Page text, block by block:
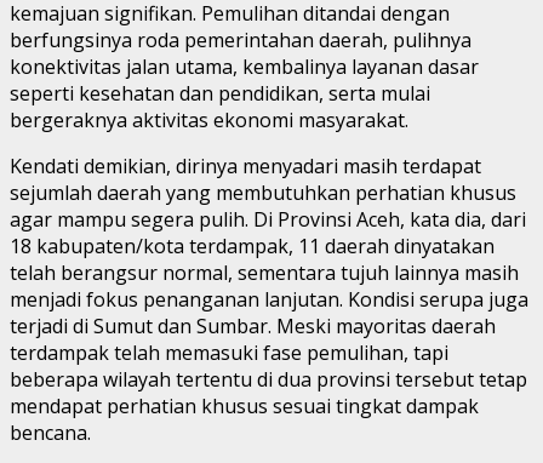
kemajuan signifikan. Pemulihan ditandai dengan
berfungsinya roda pemerintahan daerah, pulihnya
konektivitas jalan utama, kembalinya layanan dasar
seperti kesehatan dan pendidikan, serta mulai
bergeraknya aktivitas ekonomi masyarakat.
Kendati demikian, dirinya menyadari masih terdapat
sejumlah daerah yang membutuhkan perhatian khusus
agar mampu segera pulih. Di Provinsi Aceh, kata dia, dari
18 kabupaten/kota terdampak, 11 daerah dinyatakan
telah berangsur normal, sementara tujuh lainnya masih
menjadi fokus penanganan lanjutan. Kondisi serupa juga
terjadi di Sumut dan Sumbar. Meski mayoritas daerah
terdampak telah memasuki fase pemulihan, tapi
beberapa wilayah tertentu di dua provinsi tersebut tetap
mendapat perhatian khusus sesuai tingkat dampak
bencana.